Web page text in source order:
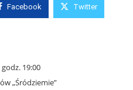
Facebook Twitter
19:00
„Śródziemie”